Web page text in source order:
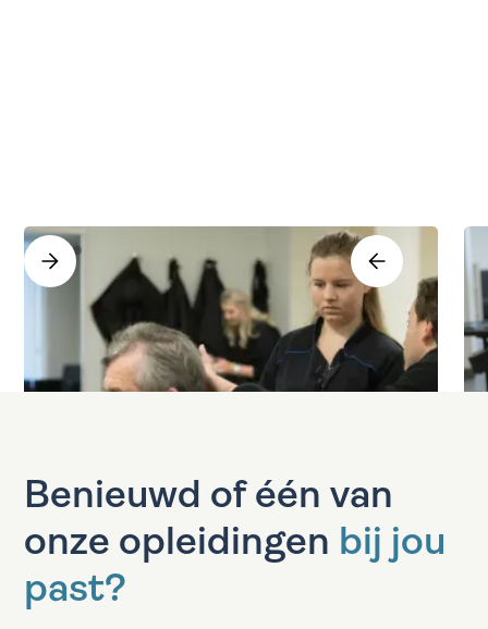
Benieuwd of één van
onze opleidingen bij jou
past?